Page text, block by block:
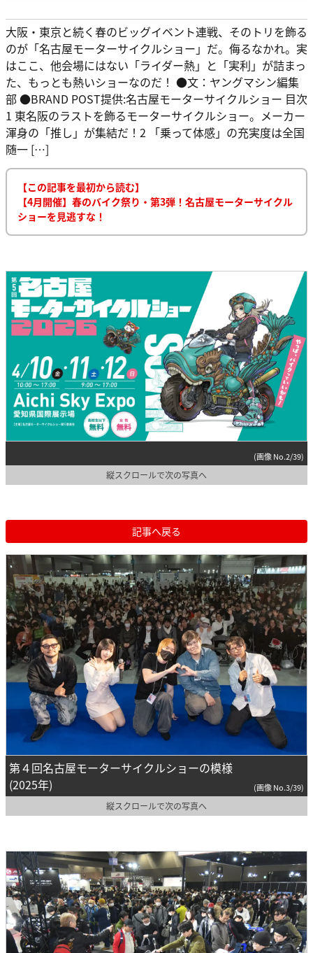
大阪・東京と続く春のビッグイベント連戦、そのトリを飾る
のが「名古屋モーターサイクルショー」だ。侮るなかれ。実
はここ、他会場にはない「ライダー熱」と「実利」が詰まっ
た、もっとも熱いショーなのだ！ ●文：ヤングマシン編集
部 ●BRAND POST提供:名古屋モーターサイクルショー 目次
1 東名阪のラストを飾るモーターサイクルショー。メーカー
渾身の「推し」が集結だ！2 「乗って体感」の充実度は全国
随一 […]
【この記事を最初から読む】
【4月開催】春のバイク祭り・第3弾！名古屋モーターサイクル
ショーを見逃すな！
(画像 No.2/39)
縦スクロールで次の写真へ
記事へ戻る
第４回名古屋モーターサイクルショーの模様
(2025年)
(画像 No.3/39)
縦スクロールで次の写真へ